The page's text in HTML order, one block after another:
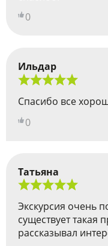
0
Ильдар
Спасибо все
0
Татьяна
Экскурсия очень
существует такая
рассказывал